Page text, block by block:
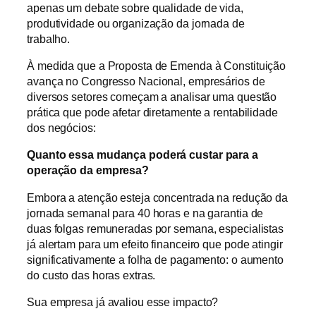
apenas um debate sobre qualidade de vida,
produtividade ou organização da jornada de
trabalho.
À medida que a Proposta de Emenda à Constituição
avança no Congresso Nacional, empresários de
diversos setores começam a analisar uma questão
prática que pode afetar diretamente a rentabilidade
dos negócios:
Quanto essa mudança poderá custar para a
operação da empresa?
Embora a atenção esteja concentrada na redução da
jornada semanal para 40 horas e na garantia de
duas folgas remuneradas por semana, especialistas
já alertam para um efeito financeiro que pode atingir
significativamente a folha de pagamento: o aumento
do custo das horas extras.
Sua empresa já avaliou esse impacto?